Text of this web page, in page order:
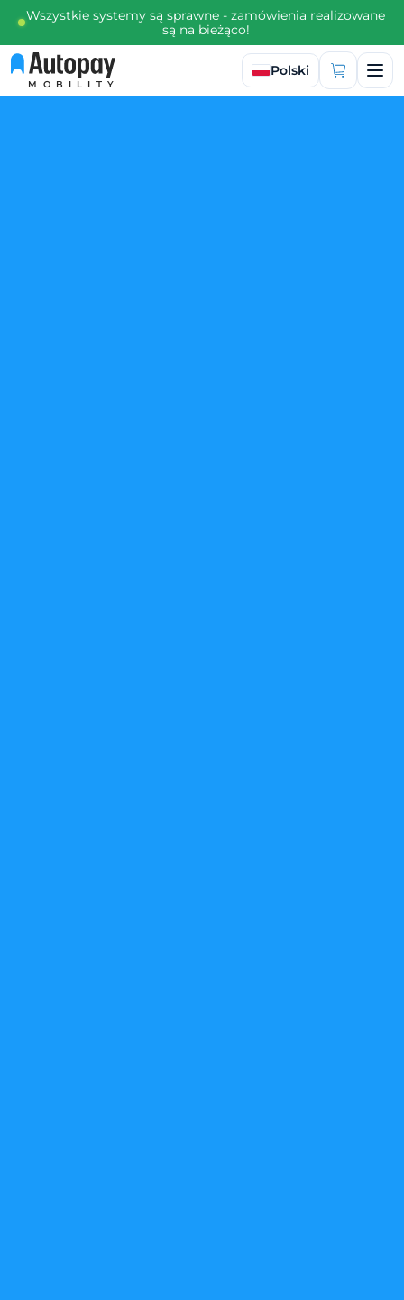
Wszystkie systemy są sprawne - zamówienia realizowane
są na bieżąco!
MOBILITY
Wybierz język
Polski